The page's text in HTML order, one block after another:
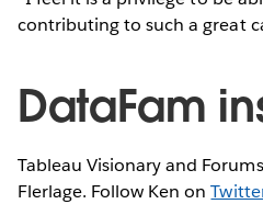
contributing to such a great
DataFam
Tableau Visionary and
Flerlage. Follow Ken on